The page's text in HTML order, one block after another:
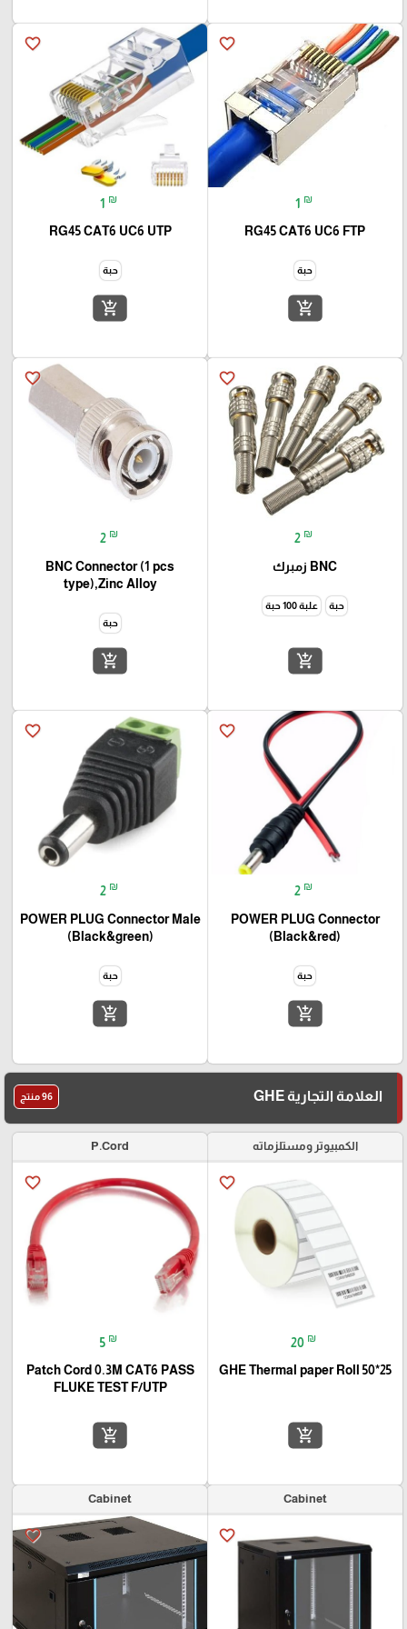
favorite_border
1 ₪
RG45 CAT6 UC6 FTP
حبة
add_shopping_cart
favorite_border
1 ₪
RG45 CAT6 UC6 UTP
حبة
add_shopping_cart
favorite_border
2 ₪
BNC زمبرك
حبة علبة 100 حبة
add_shopping_cart
favorite_border
2 ₪
BNC Connector (1 pcs
type),Zinc Alloy
حبة
add_shopping_cart
favorite_border
2 ₪
POWER PLUG Connector
(Black&red)
حبة
add_shopping_cart
favorite_border
2 ₪
POWER PLUG Connector Male
(Black&green)
حبة
add_shopping_cart
العلامة التجارية GHE 96 منتج
الكمبيوتر ومستلزماته
favorite_border
20 ₪
GHE Thermal paper Roll 50*25
add_shopping_cart
P.Cord
favorite_border
5 ₪
Patch Cord 0.3M CAT6 PASS
FLUKE TEST F/UTP
add_shopping_cart
Cabinet
favorite_border
Cabinet
favorite_border